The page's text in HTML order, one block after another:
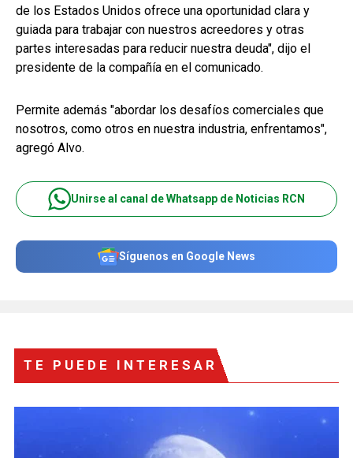
de los Estados Unidos ofrece una oportunidad clara y
guiada para trabajar con nuestros acreedores y otras
partes interesadas para reducir nuestra deuda", dijo el
presidente de la compañía en el comunicado.
Permite además "abordar los desafíos comerciales que
nosotros, como otros en nuestra industria, enfrentamos",
agregó Alvo.
Unirse al canal de Whatsapp de Noticias RCN
Síguenos en Google News
TE PUEDE INTERESAR